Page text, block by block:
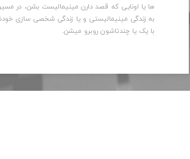
ها یا اونایی که قصد دارن مینیمالیست بشن، در
به زندگی مینیمالیستی و یا زندگی شخصی سازی
با یک یا چندتاشون روبرو میشن.